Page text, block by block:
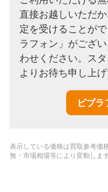
直接お越しいただ
定を受けることが
ラフォン」がござ
わせください。ス
よりお待ち申し上げ
ビブラ
表示している価格は買取参考価
無・市場相場等により変動します